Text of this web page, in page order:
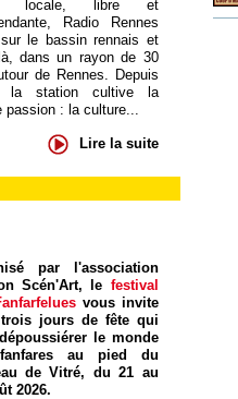
locale, libre et
Radio Rennes
le bassin rennais et
dans un rayon de 30
de Rennes. Depuis
la station cultive la
passion : la culture...
Lire la suite
par l'association
Scén'Art, le festival
vous invite
jours de fête qui
le monde
au pied du
de Vitré, du 21 au
2026.